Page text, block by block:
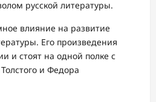
русской литературы.
влияние на развитие
Его произведения
и стоят на одной полке с
и Федора